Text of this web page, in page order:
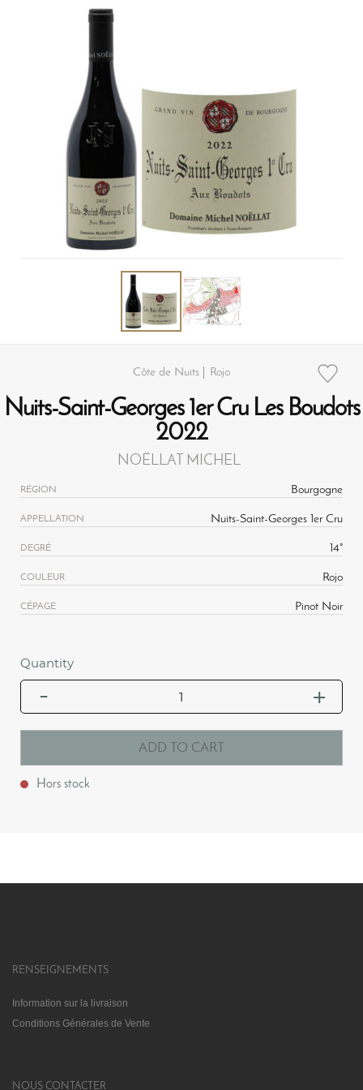
Côte de Nuits Rojo
Nuits-Saint-Georges 1er Cru Les Boudots
2022
NOËLLAT MICHEL
RÉGION Bourgogne
APPELLATION Nuits-Saint-Georges 1er Cru
DEGRÉ 14°
COULEUR Rojo
CÉPAGE Pinot Noir
Quantity
ADD TO CART
Hors stock
RENSEIGNEMENTS
Information sur la livraison
Conditions Générales de Vente
NOUS CONTACTER